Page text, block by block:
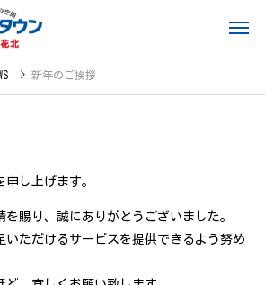
新年のご挨拶
し上げます。
を賜り、誠にありがとうございました。
いただけるサービスを提供できるよう努め